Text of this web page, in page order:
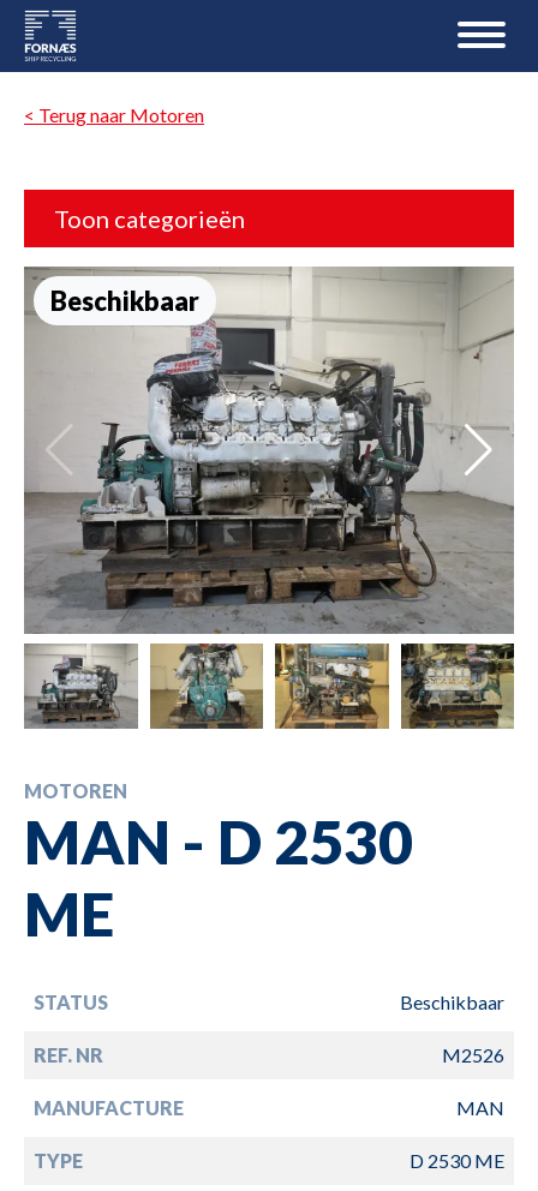
< Terug naar Motoren
Toon categorieën
Beschikbaar
MOTOREN
MAN - D 2530
ME
STATUS Beschikbaar
REF. NR M2526
MANUFACTURE MAN
TYPE D 2530 ME